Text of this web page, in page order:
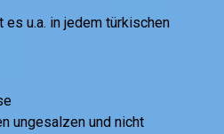
u.a. in jedem türkischen
ungesalzen und nicht